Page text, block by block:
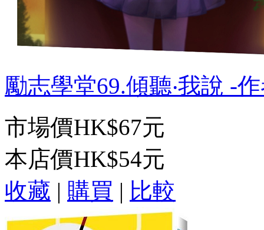
勵志學堂69.傾聽‧我說 -
市場價HK$67元
本店價HK$54元
收藏 | 購買 | 比較